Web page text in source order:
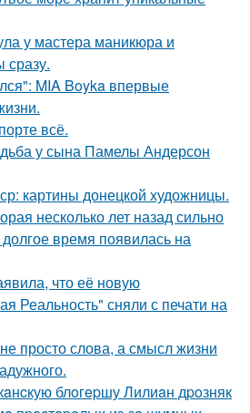
у мастера маникюра и
сразу.
MIA Boyka впервые
всё.
у сына Памелы Андерсон
картины донецкой художницы.
несколько лет назад сильно
время появилась на
что её новую
Реальность" сняли с печати на
просто слова, а смысл жизни
блoгepшу Лилиaн дpoзняк